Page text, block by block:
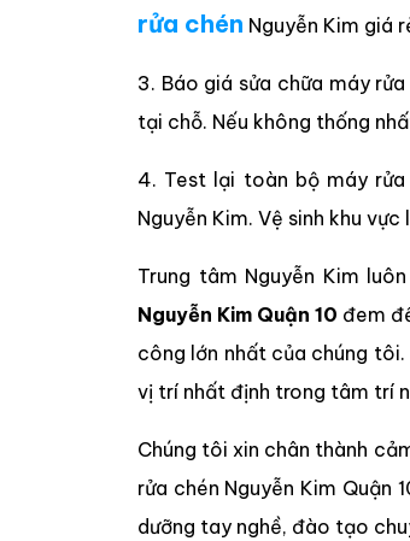
rửa chén Nguyễn Kim giá
3. Báo giá sửa chữa máy
tại chỗ. Nếu không thống
4. Test lại toàn bộ máy rửa
Nguyễn Kim. Vệ sinh khu
Trung tâm Nguyễn Kim
Nguyễn Kim Quận 10 đem
công lớn nhất của chúng
vị trí nhất định trong tâm trí
Chúng tôi xin chân thành
rửa chén Nguyễn Kim Quận
dưỡng tay nghề, đào tạo